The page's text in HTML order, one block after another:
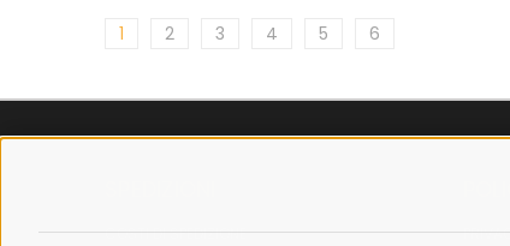
1 2 3 4 5 6
COSTI DI SPEDIZIONE